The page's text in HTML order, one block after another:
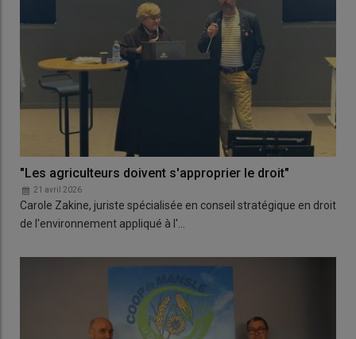
"Les agriculteurs doivent s'approprier le droit"
21 avril 2026
Carole Zakine, juriste spécialisée en conseil stratégique en droit
de l'environnement appliqué à l'…